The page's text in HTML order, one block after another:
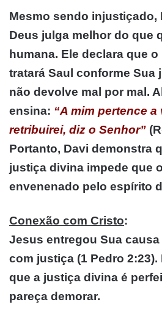
Mesmo sendo injustiçado,
Deus julga melhor do que
humana. Ele declara que
tratará Saul conforme Sua
não devolve mal por mal.
ensina: “A mim pertence
retribuirei, diz o Senhor”
Portanto, Davi demonstra
justiça divina impede que
envenenado pelo espírito
Conexão com Cristo:
Jesus entregou Sua
com justiça (1 Pedro
que a justiça divina é
pareça demorar.